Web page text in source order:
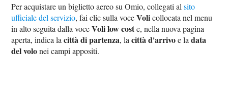
Per acquistare un biglietto aereo su Omio, collegati alsito
ufficiale del servizio, fai clic sulla voceVolicollocata nel menu
in alto seguita dalla voceVoli low coste, nella nuova pagina
aperta, indica lacittà di partenza, lacittà d'arrivoe ladata
del volonei campi appositi.